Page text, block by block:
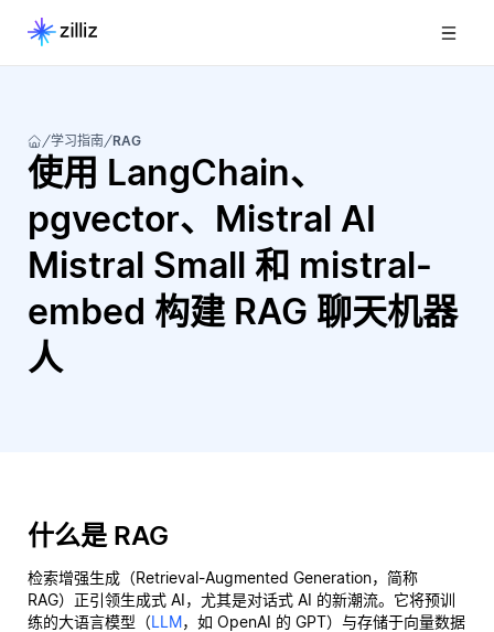
学习指南 RAG
使用 LangChain、
pgvector、Mistral AI
Mistral Small 和 mistral-
embed 构建 RAG 聊天机器
人
什么是 RAG
检索增强生成（Retrieval-Augmented Generation，简称
RAG）正引领生成式 AI，尤其是对话式 AI 的新潮流。它将预训
练的大语言模型（LLM，如 OpenAI 的 GPT）与存储于向量数据